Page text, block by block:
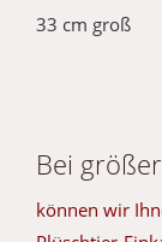
33 cm groß
Bei
können wir